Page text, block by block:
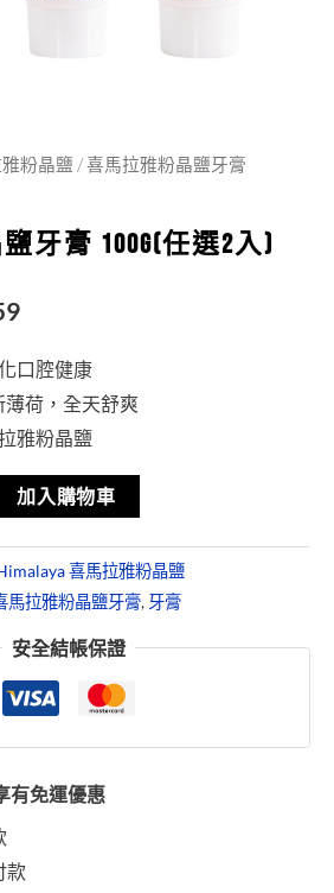
粉晶鹽 / 喜馬拉雅粉晶鹽牙膏
牙膏 100g(任選2入)
口腔健康
荷，全天舒爽
雅粉晶鹽
加入購物車
喜馬拉雅粉晶鹽
馬拉雅粉晶鹽牙膏, 牙膏
安全結帳保證
有免運優惠
款